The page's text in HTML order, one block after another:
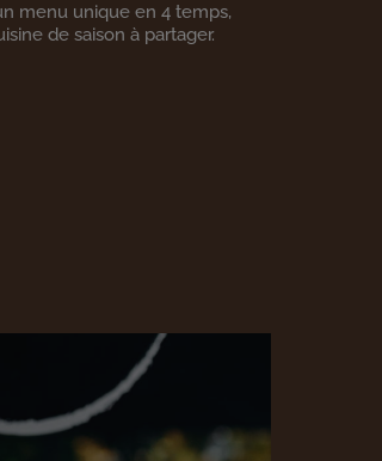
menu unique en 4 temps,
de saison à partager.